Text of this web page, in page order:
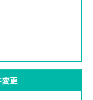
更